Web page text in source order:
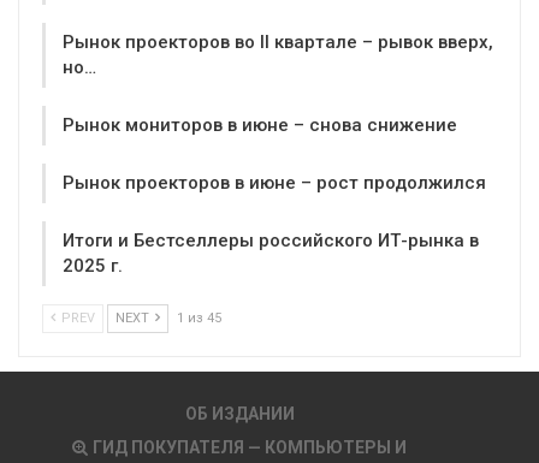
Рынок проекторов во II квартале – рывок вверх,
но…
Рынок мониторов в июне – снова снижение
Рынок проекторов в июне – рост продолжился
Итоги и Бестселлеры российского ИТ-рынка в
2025 г.
PREV NEXT 1 из 45
ОБ ИЗДАНИИ
ГИД ПОКУПАТЕЛЯ — КОМПЬЮТЕРЫ И